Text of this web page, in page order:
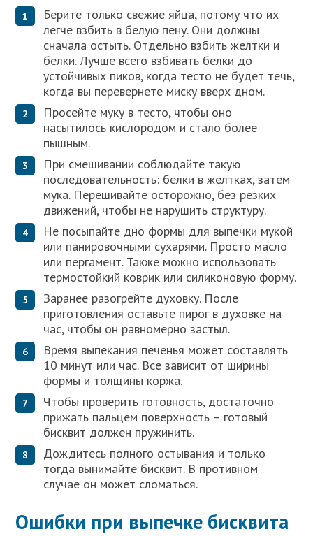
Берите только свежие яйца, потому что их
легче взбить в белую пену. Они должны
сначала остыть. Отдельно взбить желтки и
белки. Лучше всего взбивать белки до
устойчивых пиков, когда тесто не будет течь,
когда вы перевернете миску вверх дном.
Просейте муку в тесто, чтобы оно
насытилось кислородом и стало более
пышным.
При смешивании соблюдайте такую ​​
последовательность: белки в желтках, затем
мука. Перешивайте осторожно, без резких
движений, чтобы не нарушить структуру.
Не посыпайте дно формы для выпечки мукой
или панировочными сухарями. Просто масло
или пергамент. Также можно использовать
термостойкий коврик или силиконовую форму.
Заранее разогрейте духовку. После
приготовления оставьте пирог в духовке на
час, чтобы он равномерно застыл.
Время выпекания печенья может составлять
10 минут или час. Все зависит от ширины
формы и толщины коржа.
Чтобы проверить готовность, достаточно
прижать пальцем поверхность – готовый
бисквит должен пружинить.
Дождитесь полного остывания и только
тогда вынимайте бисквит. В противном
случае он может сломаться.
Ошибки при выпечке бисквита